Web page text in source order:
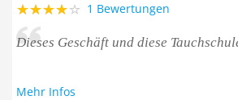
1 Bewertungen
Dieses Geschäft und diese
Mehr Infos